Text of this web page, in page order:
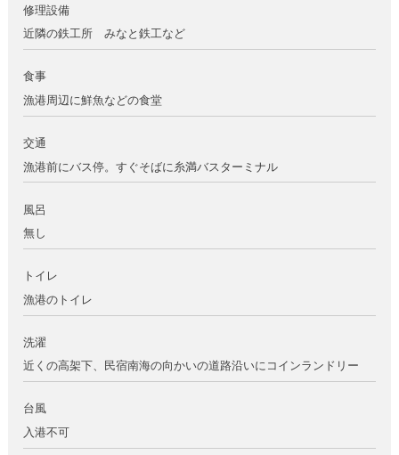
修理設備
近隣の鉄工所 みなと鉄工など
食事
漁港周辺に鮮魚などの食堂
交通
漁港前にバス停。すぐそばに糸満バスターミナル
風呂
無し
トイレ
漁港のトイレ
洗濯
近くの高架下、民宿南海の向かいの道路沿いにコインランドリー
台風
入港不可